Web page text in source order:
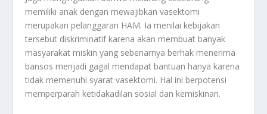
memiliki anak dengan mewajibkan vasektomi
merupakan pelanggaran HAM. Ia menilai kebijakan
tersebut diskriminatif karena akan membuat banyak
masyarakat miskin yang sebenarnya berhak menerima
bansos menjadi gagal mendapat bantuan hanya karena
tidak memenuhi syarat vasektomi. Hal ini berpotensi
memperparah ketidakadilan sosial dan kemiskinan.